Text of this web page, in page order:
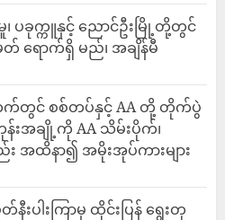
၊ ပခုက္ကူနှင့် ညောင်ဦးမြို့တို့တွင်
ရောက်ရှိ မည်၊ အချိန်မီ
က်တွင် စစ်တပ်နှင့် AA တို့ တိုက်ပွဲ
ကုန်းအချို့ကို AA သိမ်းပိုက်၊
း အထိနာ၍ အမိုးအုပ်ကားများ
းပါးကြာမှ ထိုင်းပြန် ရွေးတု